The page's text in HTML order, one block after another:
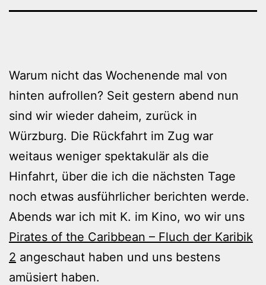
Warum nicht das Wochenende mal von
hinten aufrollen? Seit gestern abend nun
sind wir wieder daheim, zurück in
Würzburg. Die Rückfahrt im Zug war
weitaus weniger spektakulär als die
Hinfahrt, über die ich die nächsten Tage
noch etwas ausführlicher berichten werde.
Abends war ich mit K. im Kino, wo wir uns
Pirates of the Caribbean – Fluch der Karibik
2 angeschaut haben und uns bestens
amüsiert haben.